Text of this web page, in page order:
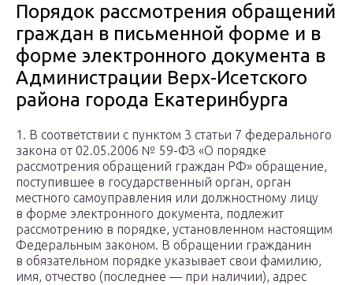
Порядок рассмотрения обращений
граждан в письменной форме и в
форме электронного документа в
Администрации Верх-Исетского
района города Екатеринбурга
1. В соответствии с пунктом 3 статьи 7 федерального
закона от 02.05.2006 № 59-ФЗ «О порядке
рассмотрения обращений граждан РФ» обращение,
поступившее в государственный орган, орган
местного самоуправления или должностному лицу
в форме электронного документа, подлежит
рассмотрению в порядке, установленном настоящим
Федеральным законом. В обращении гражданин
в обязательном порядке указывает свои фамилию,
имя, отчество (последнее — при наличии), адрес